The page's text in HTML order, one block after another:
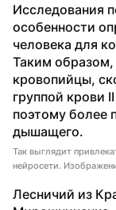
Исследования
особенности
человека для
Таким
кровопийцы,
группой крови
поэтому более
дышащего.
Так выглядит
нейросети.
Лесничий из